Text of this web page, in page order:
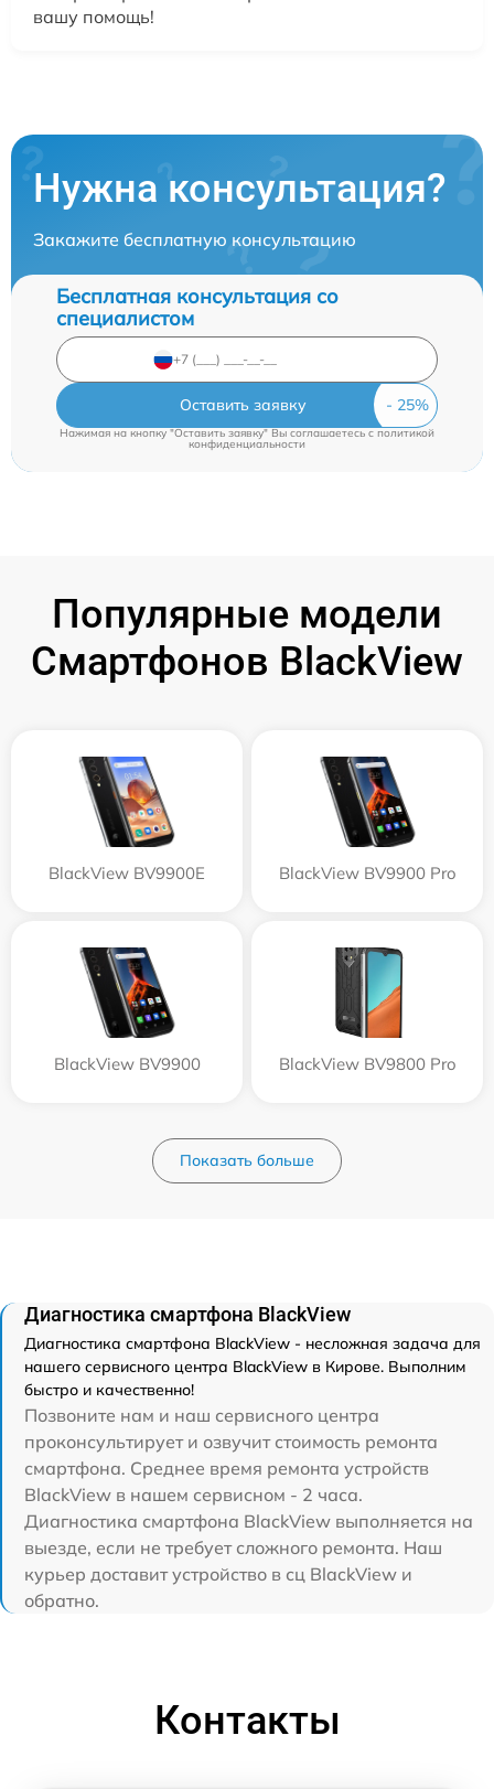
вашу помощь!
Нужна консультация?
Закажите бесплатную консультацию
Бесплатная консультация со
специалистом
Оставить заявку
Нажимая на кнопку "Оставить заявку" Вы соглашаетесь cполитикой
конфиденциальности
Популярные модели
Смартфонов BlackView
BlackView BV9900E BlackView BV9900 Pro
BlackView BV9900 BlackView BV9800 Pro
Показать больше
Диагностика смартфона BlackView
Диагностика смартфона BlackView - несложная задача для
нашего сервисного центра BlackView в Кирове. Выполним
быстро и качественно!
Позвоните нам и наш сервисного центра
проконсультирует и озвучит стоимость ремонта
смартфона. Среднее время ремонта устройств
BlackView в нашем сервисном - 2 часа.
Диагностика смартфона BlackView выполняется на
выезде, если не требует сложного ремонта. Наш
курьер доставит устройство в сц BlackView и
обратно.
Контакты